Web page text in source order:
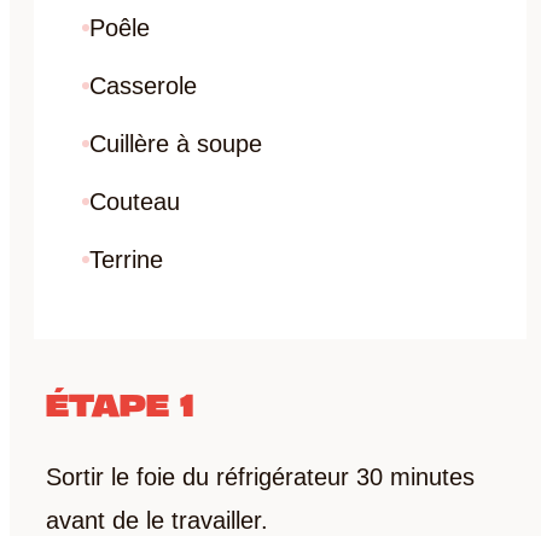
Poêle
Casserole
Cuillère à soupe
Couteau
Terrine
ÉTAPE 1
Sortir le foie du réfrigérateur 30 minutes
avant de le travailler.